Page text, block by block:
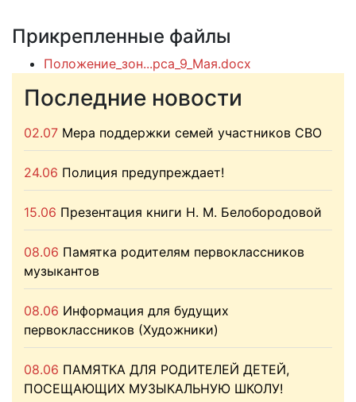
Прикрепленные файлы
Положение_зон...рса_9_Мая.docx
Последние новости
02.07 Мера поддержки семей участников СВО
24.06 Полиция предупреждает!
15.06 Презентация книги Н. М. Белобородовой
08.06 Памятка родителям первоклассников
музыкантов
08.06 Информация для будущих
первоклассников (Художники)
08.06 ПАМЯТКА ДЛЯ РОДИТЕЛЕЙ ДЕТЕЙ,
ПОСЕЩАЮЩИХ МУЗЫКАЛЬНУЮ ШКОЛУ!